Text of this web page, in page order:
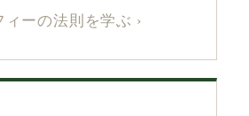
ィーの法則を学ぶ ›